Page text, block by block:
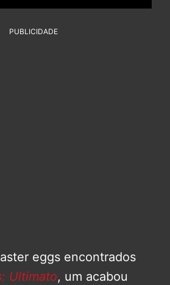
PUBLICIDADE
eggs encontrados
Ultimato, um acabou